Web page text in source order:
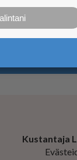
Kustantaja